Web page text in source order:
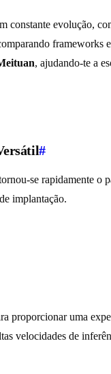
constante evolução,
frameworks
, ajudando-te a
#
se rapidamente o
implantação.
uma
velocidades de